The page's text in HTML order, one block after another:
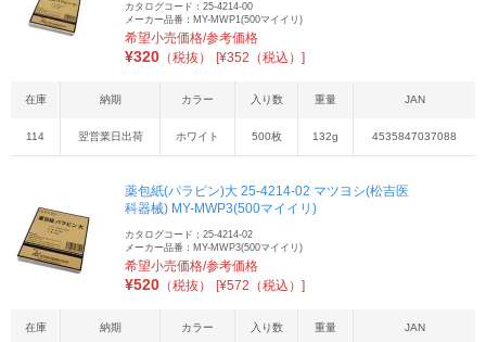
カタログコード：25-4214-00
メーカー品番：MY-MWP1(500マイイリ)
希望小売価格/参考価格
¥320 （税抜） [¥352（税込）]
在庫 納期 カラー 入り数 重量 JAN
114 翌営業日出荷 ホワイト 500枚 132g 4535847037088
薬包紙(パラピン)大 25-4214-02 マツヨシ(松吉医
科器械) MY-MWP3(500マイイリ)
カタログコード：25-4214-02
メーカー品番：MY-MWP3(500マイイリ)
希望小売価格/参考価格
¥520 （税抜） [¥572（税込）]
在庫 納期 カラー 入り数 重量 JAN